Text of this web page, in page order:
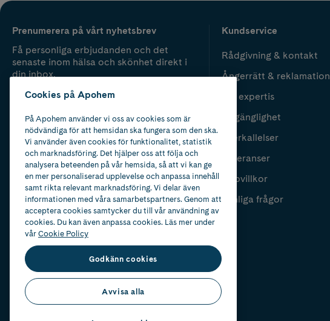
Prenumerera på vårt nyhetsbrev
Få personliga erbjudanden och det
senaste inom hälsa och skönhet direkt i
din inbox.
Kundservice
Rådgivning & kontakt
Ångerrätt & reklamation
Vår expertis
Tillgänglighet
Återkallelser
Leveranser
Köpvillkor
Vanliga frågor
Cookies på Apohem
På Apohem använder vi oss av cookies som är
nödvändiga för att hemsidan ska fungera som den ska.
Vi använder även cookies för funktionalitet, statistik
och marknadsföring. Det hjälper oss att följa och
analysera beteenden på vår hemsida, så att vi kan ge
en mer personaliserad upplevelse och anpassa innehåll
samt rikta relevant marknadsföring. Vi delar även
informationen med våra samarbetspartners. Genom att
acceptera cookies samtycker du till vår användning av
cookies. Du kan även anpassa cookies. Läs mer under
vårCookie Policy
Godkänn cookies
Avvisa alla